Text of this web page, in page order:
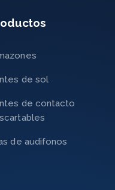
de sol
de contacto
de audifonos